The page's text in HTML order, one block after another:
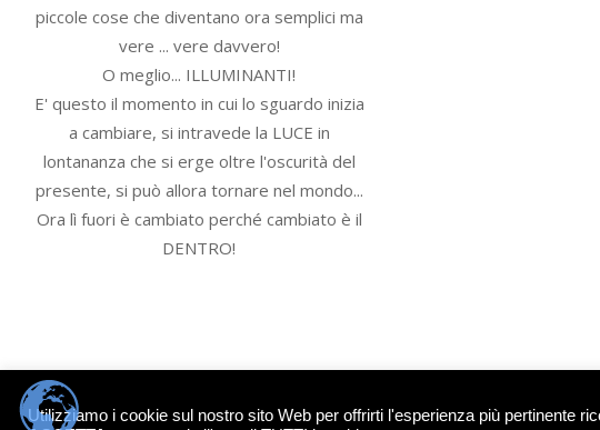
piccole cose che diventano ora semplici ma
vere ... vere davvero!
O meglio... ILLUMINANTI!
E' questo il momento in cui lo sguardo inizia
a cambiare, si intravede la LUCE in
lontananza che si erge oltre l'oscurità del
presente, si può allora tornare nel mondo...
Ora lì fuori è cambiato perché cambiato è il
DENTRO!
© 2026 - IL PORTALE DELL'ANIMA - Tutti i diritti riservati. Tutti gli articoli, se non contrariamente
Utilizziamo i cookie sul nostro sito Web per offrirti l'esperienza più pertinente